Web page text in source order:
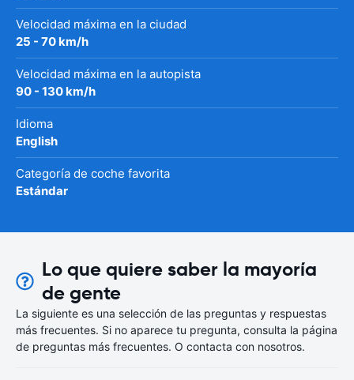
Velocidad máxima en la ciudad
25 - 70 km/h
Velocidad máxima en la autopista
90 - 130 km/h
Idioma
English
Categoría de coche favorita
Estándar
Lo que quiere saber la mayoría
de gente
La siguiente es una selección de las preguntas y respuestas
más frecuentes. Si no aparece tu pregunta, consulta la página
de preguntas más frecuentes. O contacta con nosotros.